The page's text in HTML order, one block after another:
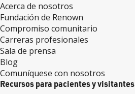
Acerca de nosotros
Fundación de Renown
Compromiso comunitario
Carreras profesionales
Sala de prensa
Blog
Comuníquese con nosotros
Recursos para pacientes y visitantes